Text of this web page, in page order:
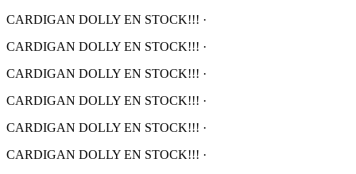
CARDIGAN DOLLY EN STOCK!!! ·
CARDIGAN DOLLY EN STOCK!!! ·
CARDIGAN DOLLY EN STOCK!!! ·
CARDIGAN DOLLY EN STOCK!!! ·
CARDIGAN DOLLY EN STOCK!!! ·
CARDIGAN DOLLY EN STOCK!!! ·